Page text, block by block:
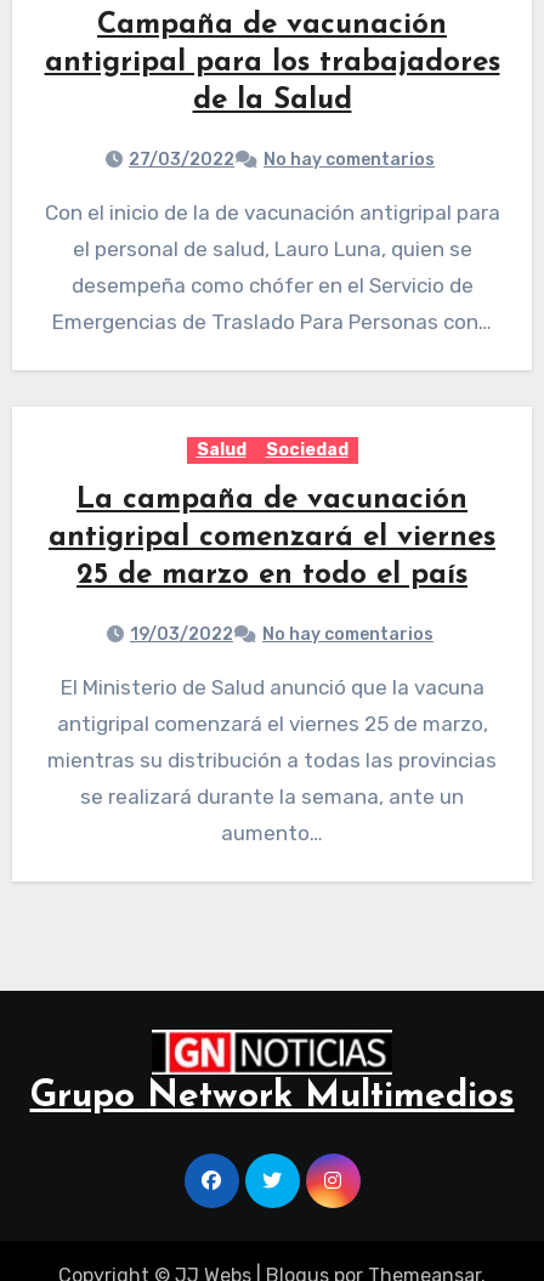
Campaña de vacunación
antigripal para los trabajadores
de la Salud
27/03/2022 No hay comentarios
Con el inicio de la de vacunación antigripal para
el personal de salud, Lauro Luna, quien se
desempeña como chófer en el Servicio de
Emergencias de Traslado Para Personas con…
Salud Sociedad
La campaña de vacunación
antigripal comenzará el viernes
25 de marzo en todo el país
19/03/2022 No hay comentarios
El Ministerio de Salud anunció que la vacuna
antigripal comenzará el viernes 25 de marzo,
mientras su distribución a todas las provincias
se realizará durante la semana, ante un
aumento…
Grupo Network Multimedios
Copyright © JJ Webs Blogus por Themeansar.